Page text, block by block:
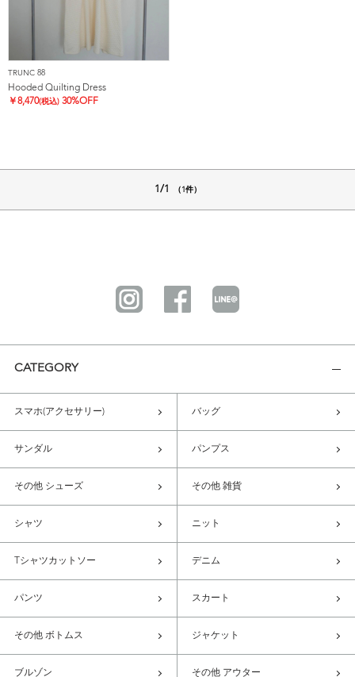
TRUNC 88
Hooded Quilting Dress
￥8,470(税込) 30%OFF
1/1 （1件）
CATEGORY
スマホ(アクセサリー) バッグ
サンダル パンプス
その他 シューズ その他 雑貨
シャツ ニット
Tシャツカットソー デニム
パンツ スカート
その他 ボトムス ジャケット
ブルゾン その他 アウター